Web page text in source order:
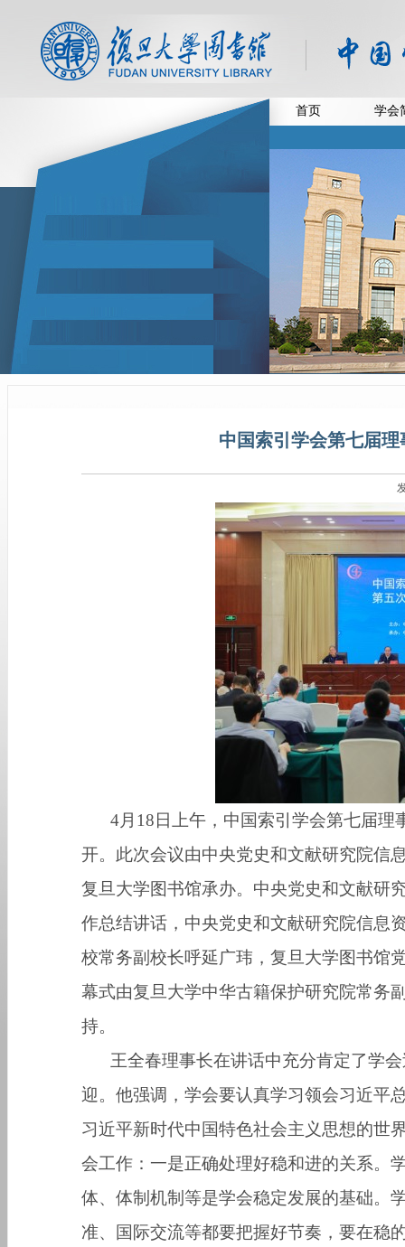
首页 学会
中国索引学会第七届
4月 18 日上午，中国索引学会第七届
开。此次会议由中央党史和文献研究院信
复旦大学图书馆承办。中央党史和文献研
作总结讲话，中央党史和文献研究院信息
校常务副校长呼延广玮，复旦大学图书馆
幕式由复旦大学中华古籍保护研究院常务
持。
王全春理事长在讲话中充分肯定了学
迎。他强调，学会要认真学习领会习近平
习近平新时代中国特色社会主义思想的世
会工作：一是正确处理好稳和进的关系。
体、体制机制等是学会稳定发展的基础。
准、国际交流等都要把握好节奏，要在稳